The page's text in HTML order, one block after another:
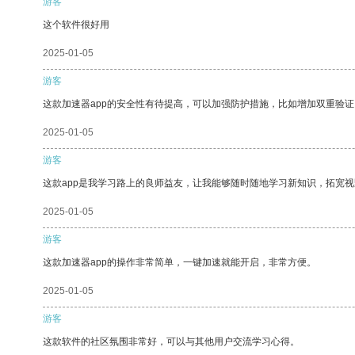
这个软件很好用
2025-01-05
游客
这款加速器app的安全性有待提高，可以加强防护措施，比如增加双重验
2025-01-05
游客
这款app是我学习路上的良师益友，让我能够随时随地学习新知识，拓宽
2025-01-05
游客
这款加速器app的操作非常简单，一键加速就能开启，非常方便。
2025-01-05
游客
这款软件的社区氛围非常好，可以与其他用户交流学习心得。